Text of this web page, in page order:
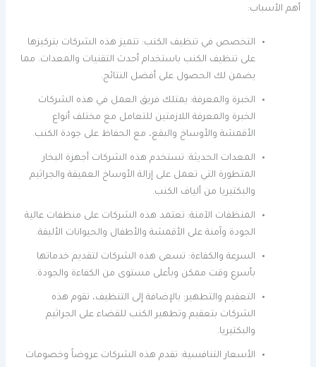
أهم الأسباب:
التخصص في تنظيف الكنب: تتميز هذه الشركات بتركيزها
على تنظيف الكنب باستخدام أحدث التقنيات والمعدات. مما
يضمن لك الحصول على أفضل النتائج.
الخبرة والمعرفة: يمتلك فريق العمل في هذه الشركات
الخبرة والمعرفة اللازمتين للتعامل مع مختلف أنواع
الأقمشة والأوساخ والبقع، مع الحفاظ على جودة الكنب.
المعدات الحديثة: تستخدم هذه الشركات أجهزة البخار
المتطورة التي تعمل على إزالة الأوساخ العميقة والجراثيم
والبكتيريا من ألياف الكنب.
المنظفات الآمنة: تعتمد هذه الشركات على منظفات عالية
الجودة وآمنة على الأقمشة والأطفال والحيوانات الأليفة.
السرعة والكفاءة: تسعى هذه الشركات لتقديم خدماتها
بأسرع وقت ممكن وبأعلى مستوى من الكفاءة والجودة.
التعقيم والتطهير: بالإضافة إلى التنظيف، تقوم هذه
الشركات بتعقيم وتطهير الكنب للقضاء على الجراثيم
والبكتيريا.
الأسعار التنافسية: تقدم هذه الشركات عروضاً وخصومات